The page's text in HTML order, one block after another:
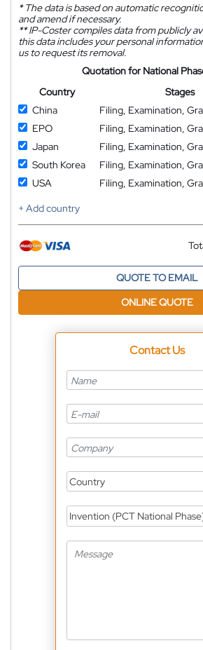
*The data is based on automatic
and amend if necessary.
**IP-Coster compiles data from publicly
this data includes your personal
us to request its removal.
Quotation for National
Country
Stages
China
Filing, Examination,
EPO
Filing, Examination,
Japan
Filing, Examination,
South Korea
Filing, Examination,
USA
Filing, Examination,
+ Add country
QUOTE TO EMAIL
ONLINE QUOTE
Contact Us
Country
Invention (PCT National